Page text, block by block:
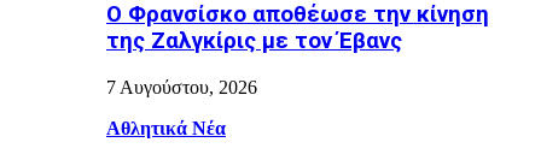
Ο Φρανσίσκο αποθέωσε την κίνηση
της Ζαλγκίρις με τον Έβανς
7 Αυγούστου, 2026
Αθλητικά Νέα